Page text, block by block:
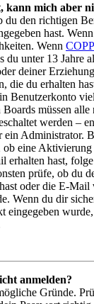
kann mich aber
du den richtigen
hast.
Wenn
du unter 13 Jahre
deiner
die du erhalten
Benutzerkonto
müssen alle
werden –
ein Administrator.
eine
erhalten hast,
prüfe, ob du
oder die E-Mail
Wenn du dir
eingegeben
anmelden?
Gründe.